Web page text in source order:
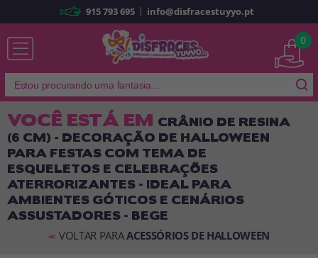
Já sou cliente
Lembrar-me Esqueceu sua senha?
ENTRAR
É a minha primeira vez
Sou novo
915 793 695 | info@disfracestuyyo.pt
0
VOCÊ ESTÁ EM CRÂNIO DE RESINA
(6 CM) - DECORAÇÃO DE HALLOWEEN
PARA FESTAS COM TEMA DE
ESQUELETOS E CELEBRAÇÕES
ATERRORIZANTES - IDEAL PARA
AMBIENTES GÓTICOS E CENÁRIOS
ASSUSTADORES - BEGE
<< VOLTAR PARAACESSÓRIOS DE HALLOWEEN